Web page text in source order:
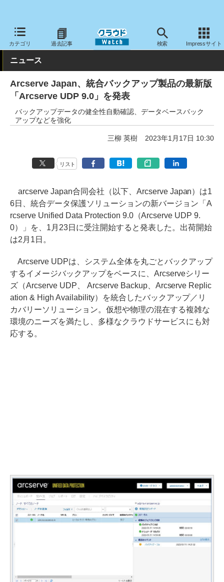
カテゴリ 過去記事 検索 Impressサイト
クラウド Watch サービス・ソフト ソフトウェア アプリケー
ニュース
Arcserve Japan、統合バックアップ製品の最新版
「Arcserve UDP 9.0」を発表
バックアップデータの健全性自動確認、データベースバック
アップなどを強化
三柳 英樹 2023年1月17日 10:30
リスト
arcserve Japan合同会社（以下、Arcserve Japan）は1
6日、統合データ保護ソリューションの新バージョン「A
rcserve Unified Data Protection 9.0（Arcserve UDP 9.
0）」を、1月23日に受注開始すると発表した。出荷開始
は2月1日。
Arcserve UDPは、システム全体を丸ごとバックアップ
するイメージバックアップをベースに、Arcserveシリー
ズ（Arcserve UDP、 Arcserve Backup、Arcserve Replic
ation & High Availability）を統合したバックアップ／リ
カバリーソリューション。仮想や物理の混在する複雑な
環境のニーズを満たし、多様なクラウドサービスにも対
応する。